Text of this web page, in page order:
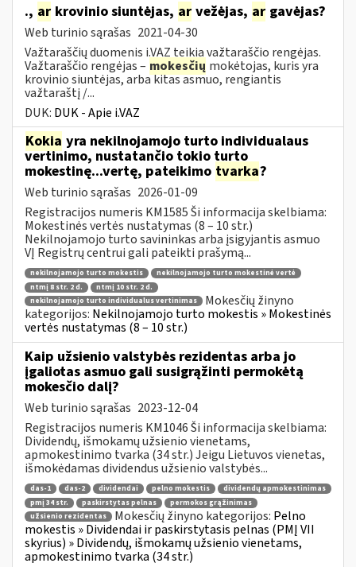
., ar krovinio siuntėjas, ar vežėjas, ar gavėjas?
Web turinio sąrašas 2021-04-30
Važtaraščių duomenis i.VAZ teikia važtaraščio rengėjas.
Važtaraščio rengėjas – mokesčių mokėtojas, kuris yra
krovinio siuntėjas, arba kitas asmuo, rengiantis
važtaraštį /...
DUK: DUK - Apie i.VAZ
Kokia yra nekilnojamojo turto individualaus
vertinimo, nustatančio tokio turto
mokestinę...vertę, pateikimo tvarka?
Web turinio sąrašas 2026-01-09
Registracijos numeris KM1585 Ši informacija skelbiama:
Mokestinės vertės nustatymas (8 – 10 str.)
Nekilnojamojo turto savininkas arba įsigyjantis asmuo
VĮ Registrų centrui gali pateikti prašymą...
nekilnojamojo turto mokestis
nekilnojamojo turto mokestinė vertė
ntmį 8 str. 2 d.
ntmį 10 str. 2 d.
nekilnojamojo turto individualus vertinimas
Mokesčių žinyno
kategorijos: Nekilnojamojo turto mokestis » Mokestinės
vertės nustatymas (8 – 10 str.)
Kaip užsienio valstybės rezidentas arba jo
įgaliotas asmuo gali susigrąžinti permokėtą
mokesčio dalį?
Web turinio sąrašas 2023-12-04
Registracijos numeris KM1046 Ši informacija skelbiama:
Dividendų, išmokamų užsienio vienetams,
apmokestinimo tvarka (34 str.) Jeigu Lietuvos vienetas,
išmokėdamas dividendus užsienio valstybės...
das-1 das-2 dividendai pelno mokestis
dividendų apmokestinimas
pmį 34 str.
paskirstytas pelnas
permokos grąžinimas
užsienio rezidentas
Mokesčių žinyno kategorijos: Pelno
mokestis » Dividendai ir paskirstytasis pelnas (PMĮ VII
skyrius) » Dividendų, išmokamų užsienio vienetams,
apmokestinimo tvarka (34 str.)